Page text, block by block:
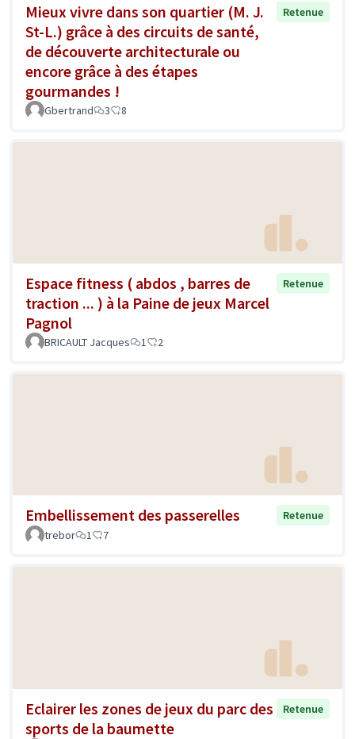
Mieux vivre dans son quartier (M. J.
St-L.) grâce à des circuits de santé,
de découverte architecturale ou
encore grâce à des étapes
gourmandes !
Retenue
Gbertrand 3 8
Espace fitness ( abdos , barres de
traction ... ) à la Paine de jeux Marcel
Pagnol
Retenue
BRICAULT Jacques 1 2
Embellissement des passerelles
Retenue
trebor
1 7
Eclairer les zones de jeux du parc des
sports de la baumette
Retenue